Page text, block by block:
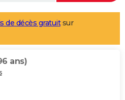
de décès gratuitsur
ans)